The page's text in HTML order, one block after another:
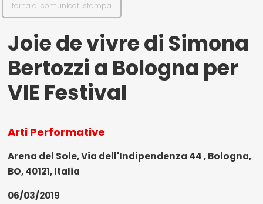
torna ai comunicati stampa
Joie de vivre di Simona
Bertozzi a Bologna per
VIE Festival
Arti Performative
Arena del Sole, Via dell'Indipendenza 44 , Bologna,
BO, 40121, Italia
06/03/2019